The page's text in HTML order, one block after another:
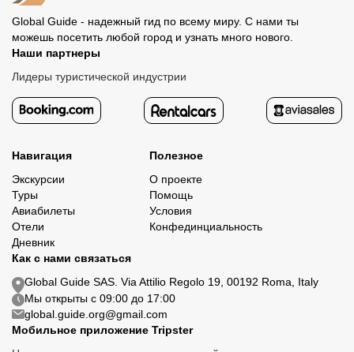
Global Guide - надежный гид по всему миру. С нами ты
можешь посетить любой город и узнать много нового.
Наши партнеры
Лидеры туристической индустрии
Навигация
Экскурсии
Туры
Авиабилеты
Отели
Дневник
Полезное
О проекте
Помощь
Условия
Конфединциальность
Как с нами связаться
Global Guide SAS. Via Attilio Regolo 19, 00192 Roma, Italy
Мы открыты с 09:00 до 17:00
global.guide.org@gmail.com
Мобильное приложение Tripster